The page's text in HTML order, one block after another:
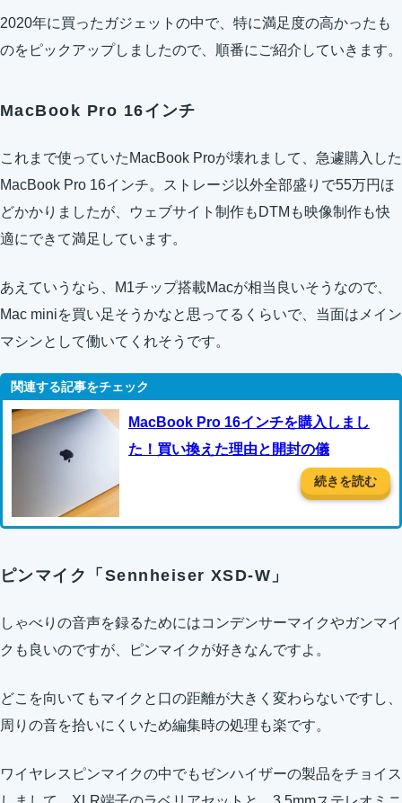
2020年に買ったガジェットの中で、特に満足度の高かったも
のをピックアップしましたので、順番にご紹介していきます。
MacBook Pro 16インチ
これまで使っていたMacBook Proが壊れまして、急遽購入した
MacBook Pro 16インチ。ストレージ以外全部盛りで55万円ほ
どかかりましたが、ウェブサイト制作もDTMも映像制作も快
適にできて満足しています。
あえていうなら、M1チップ搭載Macが相当良いそうなので、
Mac miniを買い足そうかなと思ってるくらいで、当面はメイン
マシンとして働いてくれそうです。
MacBook Pro 16インチを購入しまし
た！買い換えた理由と開封の儀
続きを読む
ピンマイク「Sennheiser XSD-W」
しゃべりの音声を録るためにはコンデンサーマイクやガンマイ
クも良いのですが、ピンマイクが好きなんですよ。
どこを向いてもマイクと口の距離が大きく変わらないですし、
周りの音を拾いにくいため編集時の処理も楽です。
ワイヤレスピンマイクの中でもゼンハイザーの製品をチョイス